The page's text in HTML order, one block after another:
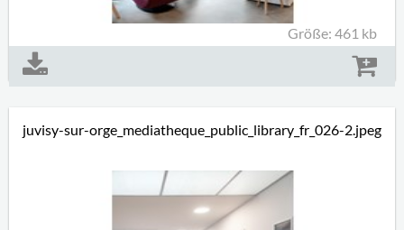
Größe: 461 kb
juvisy-sur-orge_mediatheque_public_library_fr_026-2.jpeg